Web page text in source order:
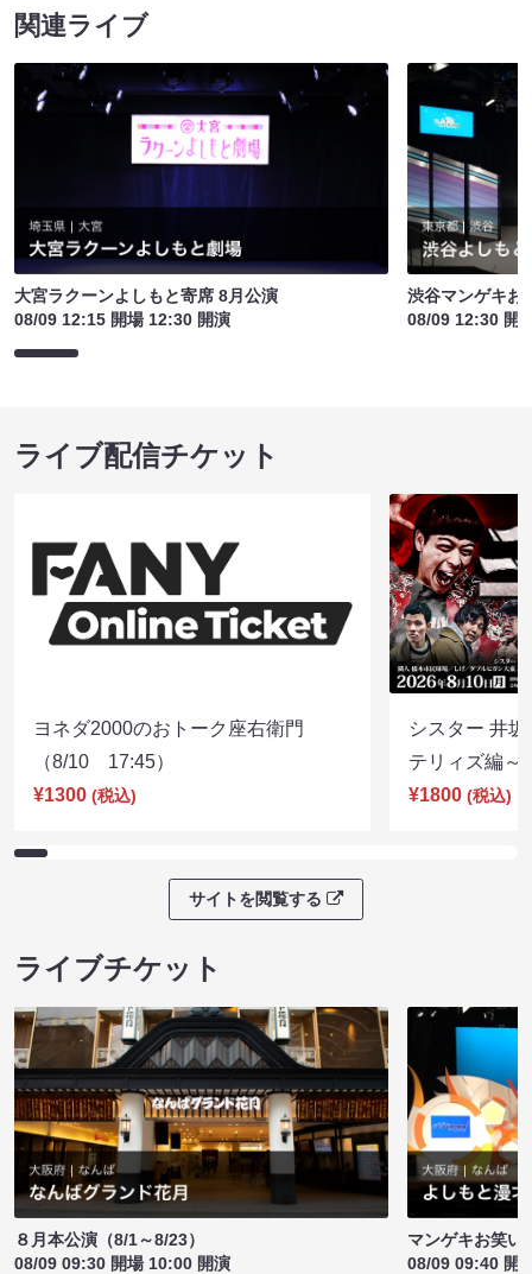
関連ライブ
大宮ラクーンよしもと寄席 8月公演
08/09 12:15 開場 12:30 開演
渋谷マンゲキ
08/09 12:30 開
ライブ配信チケット
ヨネダ2000のおトーク座右衛門
（8/10 17:45）
¥1300 (税込)
シスター 井
テリィズ編
¥1800 (税込)
サイトを閲覧する
ライブチケット
８月本公演（8/1～8/23）
08/09 09:30 開場 10:00 開演
マンゲキお笑い
08/09 09:40 開